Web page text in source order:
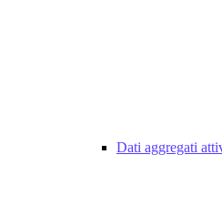
Dati aggregati